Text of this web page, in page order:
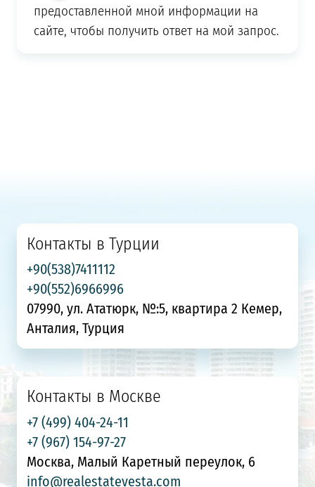
предоставленной мной информации на
сайте, чтобы получить ответ на мой запрос.
Контакты в Турции
+90(538)7411112
+90(552)6966996
07990, ул. Ататюрк, №:5, квартира 2 Кемер,
Анталия, Турция
Контакты в Москве
+7 (499) 404-24-11
+7 (967) 154-97-27
Москва, Малый Каретный переулок, 6
info@realestatevesta.com